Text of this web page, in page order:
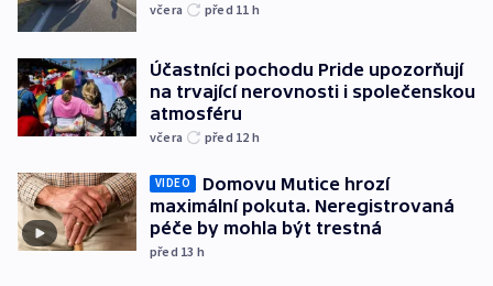
včera před 11 h
Účastníci pochodu Pride upozorňují
na trvající nerovnosti i společenskou
atmosféru
včera před 12 h
VIDEO
Domovu Mutice hrozí
maximální pokuta. Neregistrovaná
péče by mohla být trestná
před 13 h